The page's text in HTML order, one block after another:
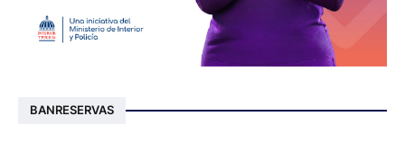
BANRESERVAS